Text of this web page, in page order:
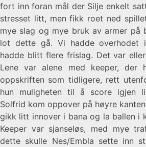
fort inn foran mål der Silje enkelt
stresset litt, men fikk roet ned
mye slag og mye bruk av armer på
lot dette gå. Vi hadde overhodet
hadde blitt flere frislag. Det var
Lene var alene med keeper, der
oppskriften som tidligere, rett
hun muligheten til å score igjen
Solfrid kom oppover på høyre
gikk litt innover i bana og la ballen i
Keeper var sjanseløs, med mye
dette skulle Nes/Embla sette inn